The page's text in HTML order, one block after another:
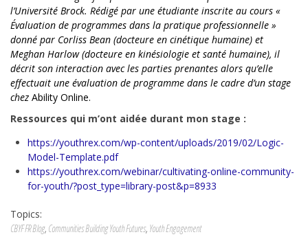
l’Université Brock. Rédigé par une étudiante inscrite au cours «
Évaluation de programmes dans la pratique professionnelle »
donné par Corliss Bean (docteure en cinétique humaine) et
Meghan Harlow (docteure en kinésiologie et santé humaine), il
décrit son interaction avec les parties prenantes alors qu’elle
effectuait une évaluation de programme dans le cadre d’un stage
chez Ability Online.
Ressources qui m’ont aidée durant mon stage :
https://youthrex.com/wp-content/uploads/2019/02/Logic-
Model-Template.pdf
https://youthrex.com/webinar/cultivating-online-community-
for-youth/?post_type=library-post&p=8933
Topics:
CBYF FR Blog, Communities Building Youth Futures, Youth Engagement